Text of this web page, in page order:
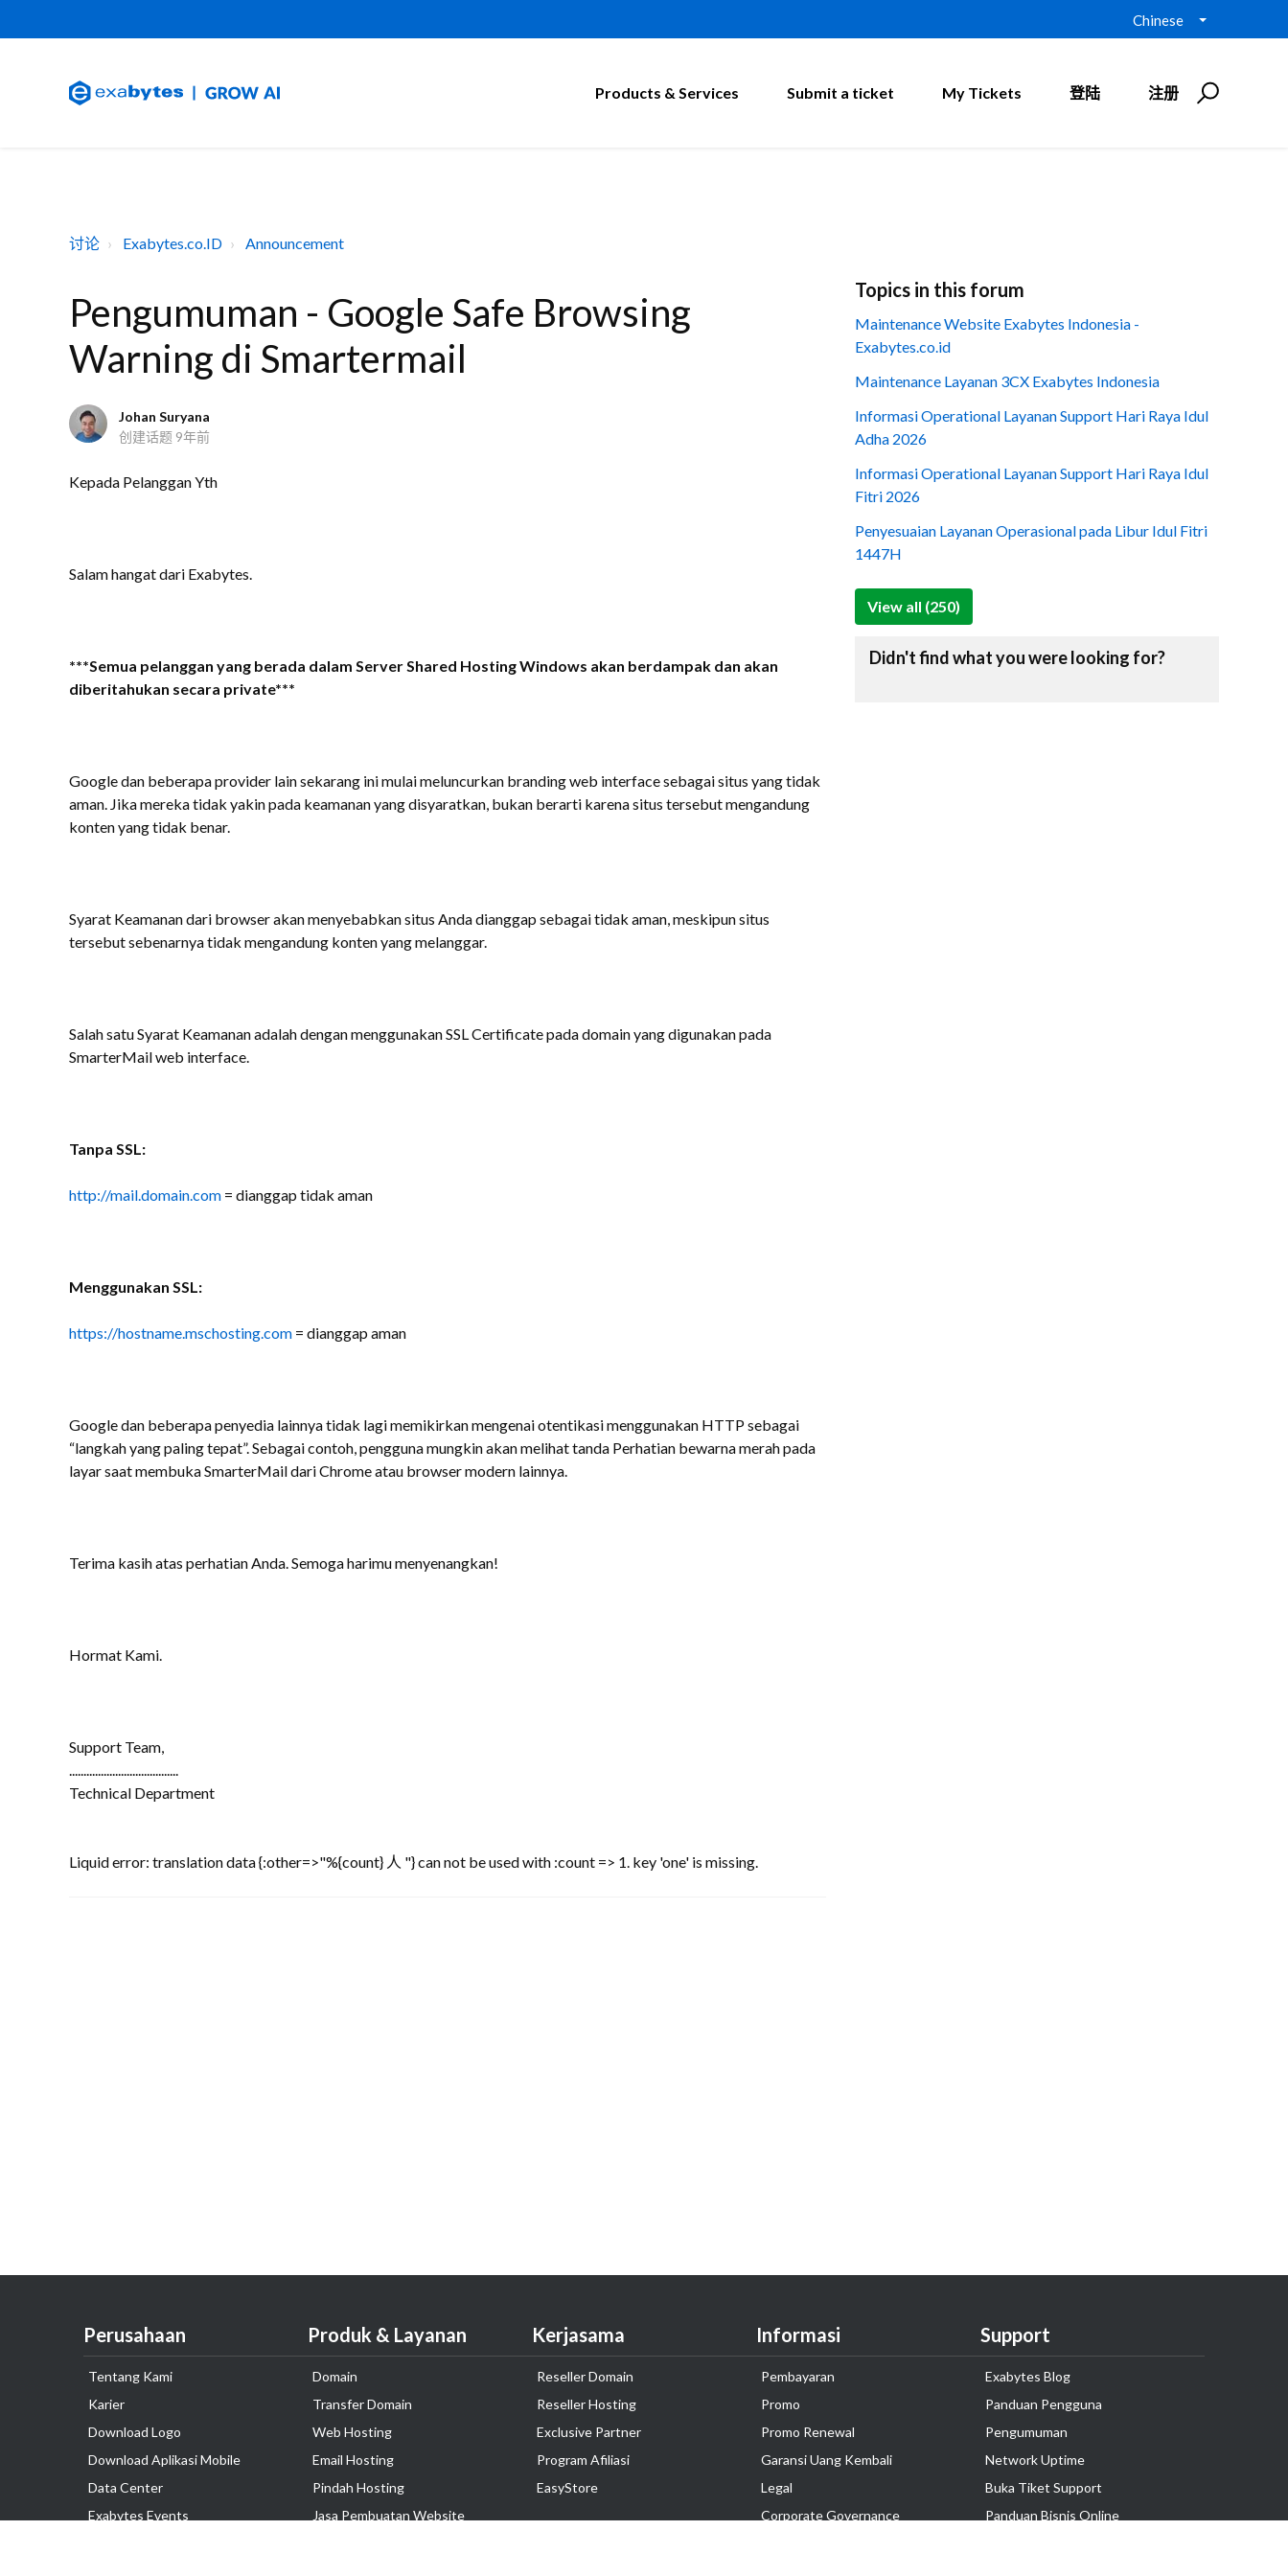
Chinese
Products & Services Submit a ticket My Tickets 登陆 注册
讨论 Exabytes.co.ID Announcement
Pengumuman - Google Safe Browsing
Warning di Smartermail
Johan Suryana
创建话题 9年前
Kepada Pelanggan Yth
Salam hangat dari Exabytes.
***Semua pelanggan yang berada dalam Server Shared Hosting Windows akan berdampak dan akan
diberitahukan secara private***
Google dan beberapa provider lain sekarang ini mulai meluncurkan branding web interface sebagai situs yang tidak
aman. Jika mereka tidak yakin pada keamanan yang disyaratkan, bukan berarti karena situs tersebut mengandung
konten yang tidak benar.
Syarat Keamanan dari browser akan menyebabkan situs Anda dianggap sebagai tidak aman, meskipun situs
tersebut sebenarnya tidak mengandung konten yang melanggar.
Salah satu Syarat Keamanan adalah dengan menggunakan SSL Certificate pada domain yang digunakan pada
SmarterMail web interface.
Tanpa SSL:
http://mail.domain.com = dianggap tidak aman
Menggunakan SSL:
https://hostname.mschosting.com = dianggap aman
Google dan beberapa penyedia lainnya tidak lagi memikirkan mengenai otentikasi menggunakan HTTP sebagai
“langkah yang paling tepat”. Sebagai contoh, pengguna mungkin akan melihat tanda Perhatian bewarna merah pada
layar saat membuka SmarterMail dari Chrome atau browser modern lainnya.
Terima kasih atas perhatian Anda. Semoga harimu menyenangkan!
Hormat Kami.
Support Team,
......................................
Technical Department
Liquid error: translation data {:other=>"%{count} 人 "} can not be used with :count => 1. key 'one' is missing.
Topics in this forum
Maintenance Website Exabytes Indonesia -
Exabytes.co.id
Maintenance Layanan 3CX Exabytes Indonesia
Informasi Operational Layanan Support Hari Raya Idul
Adha 2026
Informasi Operational Layanan Support Hari Raya Idul
Fitri 2026
Penyesuaian Layanan Operasional pada Libur Idul Fitri
1447H
View all (250)
Didn't find what you were looking for?
Perusahaan
Tentang Kami
Karier
Download Logo
Download Aplikasi Mobile
Data Center
Exabytes Events
Produk & Layanan
Domain
Transfer Domain
Web Hosting
Email Hosting
Pindah Hosting
Jasa Pembuatan Website
Kerjasama
Reseller Domain
Reseller Hosting
Exclusive Partner
Program Afiliasi
EasyStore
Informasi
Pembayaran
Promo
Promo Renewal
Garansi Uang Kembali
Legal
Corporate Governance
Support
Exabytes Blog
Panduan Pengguna
Pengumuman
Network Uptime
Buka Tiket Support
Panduan Bisnis Online